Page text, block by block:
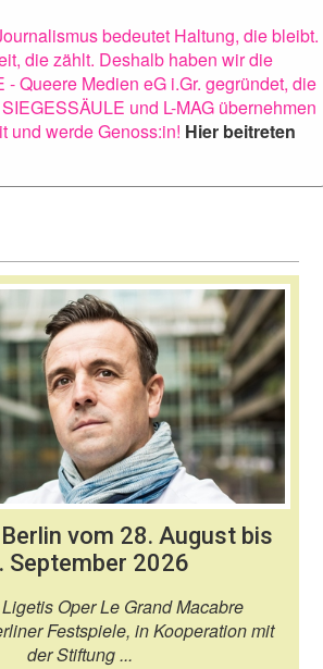
bedeutet Haltung, die bleibt.
die zählt. Deshalb haben wir die
- Queere Medien eG i.Gr. gegründet, die
und L-MAG übernehmen
und werde Genoss:in! Hier beitreten
vom 28. August bis
September 2026
Oper Le Grand Macabre
Festspiele, in Kooperation mit
der Stiftung ...